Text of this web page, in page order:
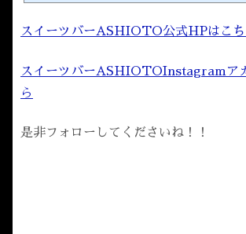
には、美味しそうなグレープフルーツが… 今回...
スイーツバーASHIOTO公式HPはこち
スイーツバーASHIOTOInstagramア
ら
是非フォローしてくださいね！！